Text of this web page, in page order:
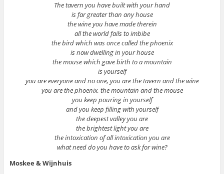
The tavern you have built with your hand
is far greater than any house
the wine you have made therein
all the world fails to imbibe
the bird which was once called the phoenix
is now dwelling in your house
the mouse which gave birth to a mountain
is yourself
you are everyone and no one, you are the tavern and the wine
you are the phoenix, the mountain and the mouse
you keep pouring in yourself
and you keep filling with yourself
the deepest valley you are
the brightest light you are
the intoxication of all intoxication you are
what need do you have to ask for wine?
Moskee & Wijnhuis